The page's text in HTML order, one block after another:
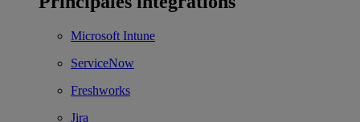
Microsoft Intune
ServiceNow
Freshworks
Jira